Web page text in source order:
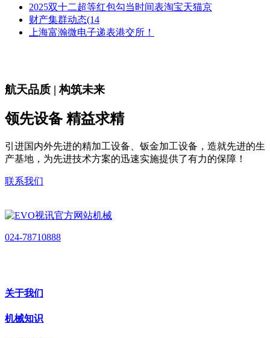
2025双十二超等红包勾当时间表淘宝天猫京
财产集群动态(14
上海富瀚微电子递表港交所！
航天品质 | 构筑未来
领先设备 精益求精
引进国内外先进的精加工设备、钣金加工设备，造就先进的生
产基地，为先进技术方案的迅速实施提供了有力的保障！
联系我们
024-78710888
关于我们
机械知识